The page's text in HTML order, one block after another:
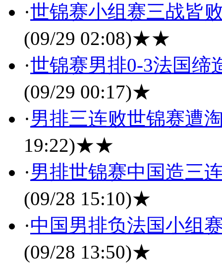
·世锦赛小组赛三战皆
(09/29 02:08)★★
·世锦赛男排0-3法国缔
(09/29 00:17)★
·男排三连败世锦赛遭
19:22)★★
·男排世锦赛中国造三
(09/28 15:10)★
·中国男排负法国小组
(09/28 13:50)★